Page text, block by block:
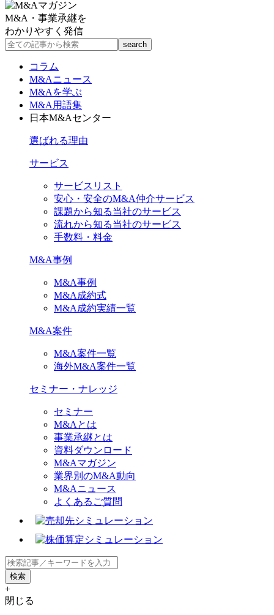
M&A・事業承継を
わかりやすく発信
コラム
M&Aニュース
M&Aを学ぶ
M&A用語集
日本M&Aセンター
選ばれる理由
サービス
サービスリスト
安心・安全のM&A仲介サービス
課題から知る当社のサービス
流れから知る当社のサービス
手数料・料金
M&A事例
M&A事例
M&A成約式
M&A成約実績一覧
M&A案件
M&A案件一覧
海外M&A案件一覧
セミナー・ナレッジ
セミナー
M&Aとは
事業承継とは
資料ダウンロード
M&Aマガジン
業界別のM&A動向
M&Aニュース
よくあるご質問
+
閉じる